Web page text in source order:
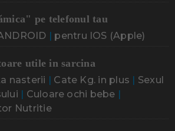
pe telefonul tau
| pentru IOS (Apple)
utile in sarcina
nasterii | Cate Kg. in plus | Sexul
| Culoare ochi bebe |
Nutritie